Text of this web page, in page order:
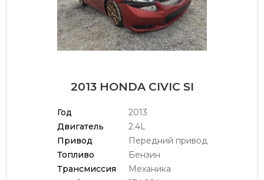
2013 HONDA CIVIC SI
Год
2013
Двигатель
2.4L
Привод
Передний привод
Топливо
Бензин
Трансмиссия
Механика